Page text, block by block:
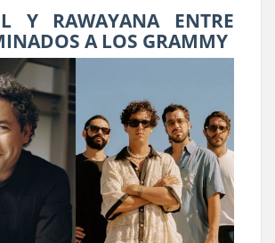
Y RAWAYANA ENTRE
A LOS GRAMMY